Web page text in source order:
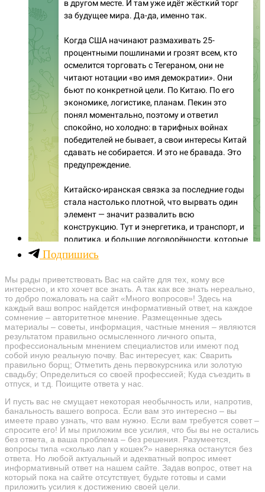
Подпишись
Мы рады приветствовать Вас на сайте для тех, кому все
интересно, и кто хочет все знать. А так как все знать нереально,
то добро пожаловать на сайт «Много вопросов»! Здесь на
каждый ваш вопрос найдется информативный ответ, на каждое
сомнение – авторитетное мнение. Размещенные здесь
материалы – советы, информация, частные мнения – являются
результатом правильно осмысленного личного опыта,
профессиональным мнением специалистов или имеют под
собой иную реальную почву. Вас интересует, как: Сварить
правильно борщ; Отметить день первокурсника или золотую
свадьбу; Определиться со своей профессией; Куда съездить в
отпуск, и т.д. Поищите ответа у нас.
И пусть вас не смущает некоторая необычность или, напротив,
банальность вашего вопроса. Если вам это интересно – вы
имеете право узнать, что вам нужно. Если вам требуется совет –
спросите его! И мы приложим все усилия, что бы вы не остались
без ответа, а ваша проблема – без решения. Разумеется,
вопросы типа «сколько лап у кошек?» наверняка останутся без
ответа. Но любой актуальный и адекватный вопрос имеет
информативный ответ на нашем сайте. Задав вопрос, ответ на
который пока на сайте отсутствует, будьте готовы и сами
приложить усилия к достижению своей цели.